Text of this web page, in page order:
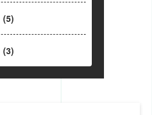
(5)
(3)